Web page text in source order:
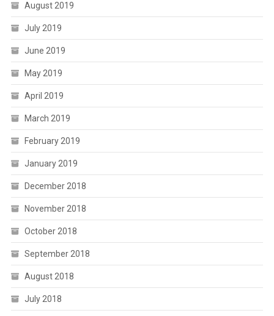
August 2019
July 2019
June 2019
May 2019
April 2019
March 2019
February 2019
January 2019
December 2018
November 2018
October 2018
September 2018
August 2018
July 2018